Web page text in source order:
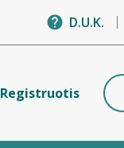
D.U.K.
Registruotis